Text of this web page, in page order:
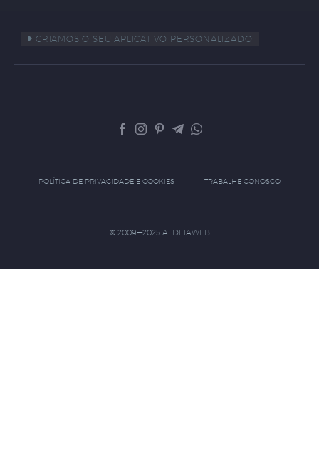
CRIAMOS O SEU APLICATIVO PERSONALIZADO
POLÍTICA DE PRIVACIDADE E COOKIES TRABALHE CONOSCO
© 2009—2025 ALDEIAWEB